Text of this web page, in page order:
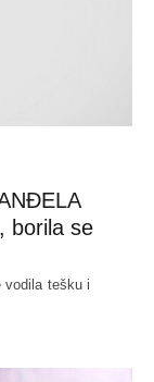
borila se
vodila tešku i